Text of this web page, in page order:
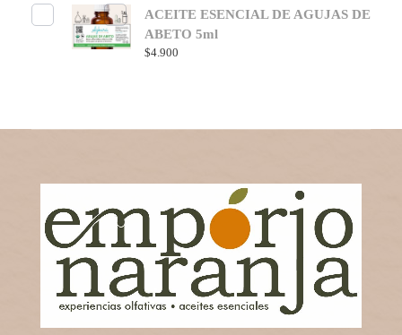
ACEITE ESENCIAL DE AGUJAS DE
ABETO 5ml
$4.900